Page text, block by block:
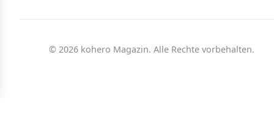
© 2026 kohero Magazin. Alle Rechte vorbehalten.